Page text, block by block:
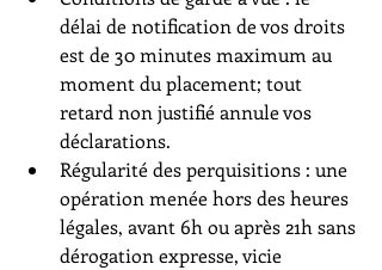
délai de notification de vos droits
est de 30 minutes maximum au
moment du placement; tout
retard non justifié annule vos
déclarations.
Régularité des perquisitions : une
opération menée hors des heures
légales, avant 6h ou après 21h sans
dérogation expresse, vicie